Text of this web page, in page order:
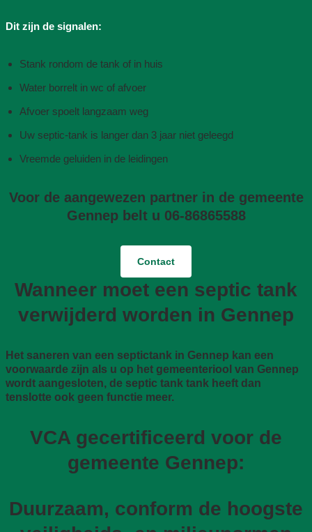
Dit zijn de signalen:
Stank rondom de tank of in huis
Water borrelt in wc of afvoer
Afvoer spoelt langzaam weg
Uw septic-tank is langer dan 3 jaar niet geleegd
Vreemde geluiden in de leidingen
Voor de aangewezen partner in de gemeente
Gennep belt u 06-86865588
Contact
Wanneer moet een septic tank
verwijderd worden in Gennep
Het saneren van een septictank in Gennep kan een
voorwaarde zijn als u op het gemeenteriool van Gennep
wordt aangesloten, de septic tank tank heeft dan
tenslotte ook geen functie meer.
VCA gecertificeerd voor de
gemeente Gennep:
Duurzaam, conform de hoogste